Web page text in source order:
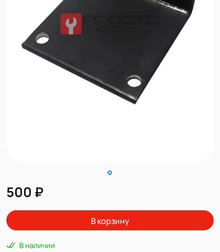
500 ₽
В корзину
В наличии